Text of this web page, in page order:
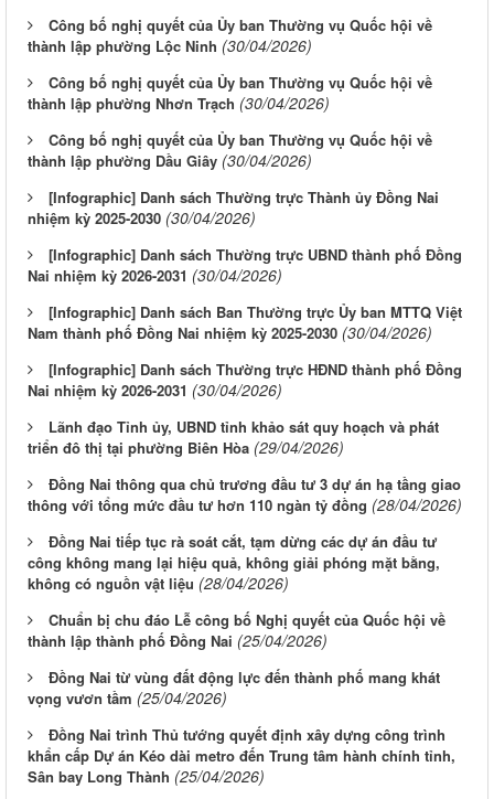
Công bố nghị quyết của Ủy ban Thường vụ Quốc hội về
thành lập phường Lộc Ninh (30/04/2026)
Công bố nghị quyết của Ủy ban Thường vụ Quốc hội về
thành lập phường Nhơn Trạch (30/04/2026)
Công bố nghị quyết của Ủy ban Thường vụ Quốc hội về
thành lập phường Dầu Giây (30/04/2026)
[Infographic] Danh sách Thường trực Thành ủy Đồng Nai
nhiệm kỳ 2025-2030 (30/04/2026)
[Infographic] Danh sách Thường trực UBND thành phố Đồng
Nai nhiệm kỳ 2026-2031 (30/04/2026)
[Infographic] Danh sách Ban Thường trực Ủy ban MTTQ Việt
Nam thành phố Đồng Nai nhiệm kỳ 2025-2030 (30/04/2026)
[Infographic] Danh sách Thường trực HĐND thành phố Đồng
Nai nhiệm kỳ 2026-2031 (30/04/2026)
Lãnh đạo Tỉnh ủy, UBND tỉnh khảo sát quy hoạch và phát
triển đô thị tại phường Biên Hòa (29/04/2026)
Đồng Nai thông qua chủ trương đầu tư 3 dự án hạ tầng giao
thông với tổng mức đầu tư hơn 110 ngàn tỷ đồng (28/04/2026)
Đồng Nai tiếp tục rà soát cắt, tạm dừng các dự án đầu tư
công không mang lại hiệu quả, không giải phóng mặt bằng,
không có nguồn vật liệu (28/04/2026)
Chuẩn bị chu đáo Lễ công bố Nghị quyết của Quốc hội về
thành lập thành phố Đồng Nai (25/04/2026)
Đồng Nai từ vùng đất động lực đến thành phố mang khát
vọng vươn tầm (25/04/2026)
Đồng Nai trình Thủ tướng quyết định xây dựng công trình
khẩn cấp Dự án Kéo dài metro đến Trung tâm hành chính tỉnh,
Sân bay Long Thành (25/04/2026)